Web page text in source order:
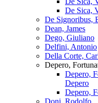
De Sica,
De Signoribus,
Dean, James
Dego, Giuliano
Delfini, Antonio
Della Corte,
Depero,
Depero,
Depero
Depero,
Doni, Rodolfo